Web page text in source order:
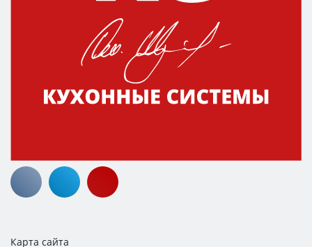
Карта сайта